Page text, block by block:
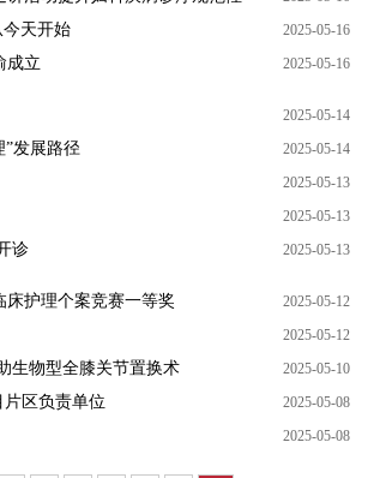
天开始 2025-05-16
成立 2025-05-16
2025-05-14
”发展路径 2025-05-14
2025-05-13
2025-05-13
诊 2025-05-13
护理个案竞赛一等奖 2025-05-12
2025-05-12
生物型全膝关节置换术 2025-05-10
片区负责单位 2025-05-08
2025-05-08